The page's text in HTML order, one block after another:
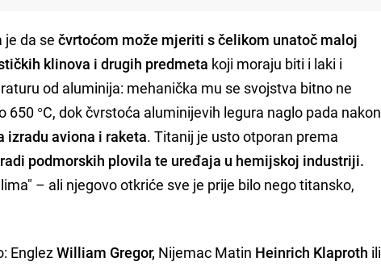
da se čvrtoćom može mjeriti s čelikom unatoč maloj
klinova i drugih predmeta koji moraju biti i laki i
od aluminija: mehanička mu se svojstva bitno ne
650 °C, dok čvrstoća aluminijevih legura naglo pada nakon
izradu aviona i raketa. Titanij je usto otporan prema
podmorskih plovila te uređaja u hemijskoj industriji.
– ali njegovo otkriće sve je prije bilo nego titansko,
EnglezWilliam Gregor, Nijemac Matin Heinrich Klaproth ili